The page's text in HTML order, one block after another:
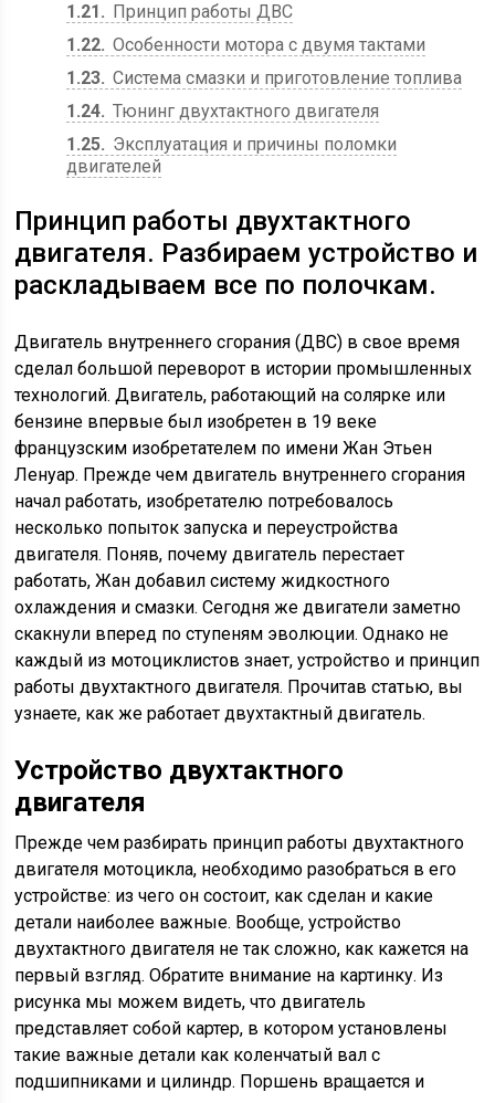
1.21
Принцип работы ДВС
1.22 Особенности мотора с двумя тактами
1.23 Система смазки и приготовление топлива
1.24 Тюнинг двухтактного двигателя
1.25
Эксплуатация и причины поломки
двигателей
Принцип работы двухтактного
двигателя. Разбираем устройство и
раскладываем все по полочкам.
Двигатель внутреннего сгорания (ДВС) в свое время
сделал большой переворот в истории промышленных
технологий. Двигатель, работающий на солярке или
бензине впервые был изобретен в 19 веке
французским изобретателем по имени Жан Этьен
Ленуар. Прежде чем двигатель внутреннего сгорания
начал работать, изобретателю потребовалось
несколько попыток запуска и переустройства
двигателя. Поняв, почему двигатель перестает
работать, Жан добавил систему жидкостного
охлаждения и смазки. Сегодня же двигатели заметно
скакнули вперед по ступеням эволюции. Однако не
каждый из мотоциклистов знает, устройство и принцип
работы двухтактного двигателя. Прочитав статью, вы
узнаете, как же работает двухтактный двигатель.
Устройство двухтактного
двигателя
Прежде чем разбирать принцип работы двухтактного
двигателя мотоцикла, необходимо разобраться в его
устройстве: из чего он состоит, как сделан и какие
детали наиболее важные. Вообще, устройство
двухтактного двигателя не так сложно, как кажется на
первый взгляд. Обратите внимание на картинку. Из
рисунка мы можем видеть, что двигатель
представляет собой картер, в котором установлены
такие важные детали как коленчатый вал с
подшипниками и цилиндр. Поршень вращается и